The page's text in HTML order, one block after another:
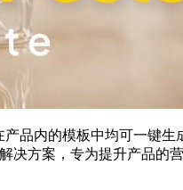
品内的模板中均可一键
方案，专为提升产品的